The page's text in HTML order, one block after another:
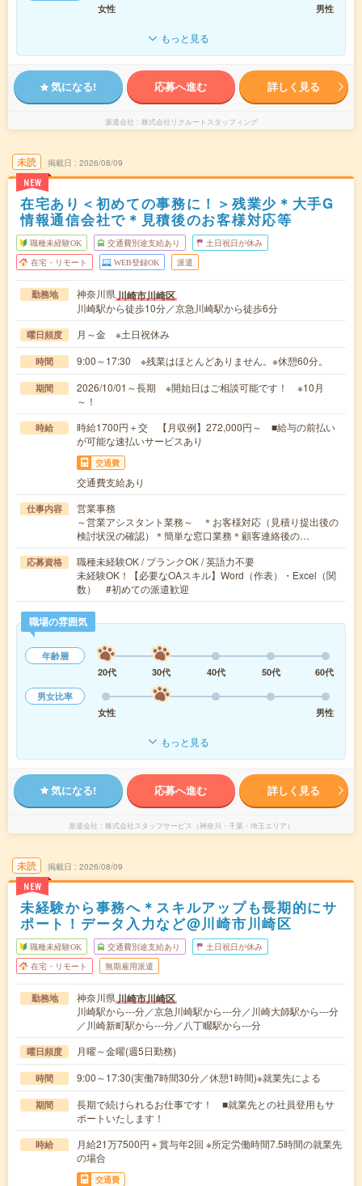
女性
男性
もっと見る
気になる! 応募へ進む 詳しく見る
派遣会社 株式会社リクルートスタッフィング
未読
NEW
掲載日 2026/08/09
在宅あり＜初めての事務に！＞残業少＊大手G
情報通信会社で＊見積後のお客様対応等
職種未経験OK 交通費別途支給あり 土日祝日が休み
在宅・リモート WEB登録OK 派遣
勤務地 神奈川県川崎市川崎区
川崎駅から徒歩10分／京急川崎駅から徒歩6分
曜日頻度 月～金 ※土日祝休み
時間 9:00～17:30 ※残業はほとんどありません。※休憩60分。
期間
2026/10/01～長期 ※開始日はご相談可能です！ ※10月
～！
時給
時給1700円＋交 【月収例】272,000円～ ■給与の前払い
が可能な速払いサービスあり
交通費
交通費支給あり
仕事内容
営業事務
～営業アシスタント業務～ ＊お客様対応（見積り提出後の
検討状況の確認）＊簡単な窓口業務＊顧客連絡後の…
応募資格
職種未経験OK / ブランクOK / 英語力不要
未経験OK！【必要なOAスキル】Word（作表）・Excel（関
数） #初めての派遣歓迎
職場の雰囲気
年齢層
20代
30代 40代 50代
60代
男女比率
女性
男性
もっと見る
気になる! 応募へ進む 詳しく見る
派遣会社 株式会社スタッフサービス（神奈川・千葉・埼玉エリア）
未読
NEW
掲載日 2026/08/09
未経験から事務へ＊スキルアップも長期的にサ
ポート！データ入力など@川崎市川崎区
職種未経験OK 交通費別途支給あり 土日祝日が休み
在宅・リモート 無期雇用派遣
勤務地 神奈川県川崎市川崎区
川崎駅から---分／京急川崎駅から---分／川崎大師駅から---分
／川崎新町駅から---分／八丁畷駅から---分
曜日頻度 月曜～金曜(週5日勤務)
時間 9:00～17:30(実働7時間30分／休憩1時間)※就業先による
期間
長期で続けられるお仕事です！ ■就業先との社員登用もサ
ポートいたします！
時給
月給21万7500円＋賞与年2回 ※所定労働時間7.5時間の就業先
の場合
交通費